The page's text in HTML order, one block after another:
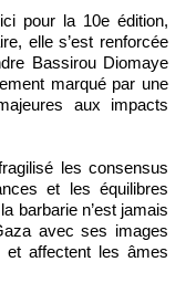
pour la 10e édition,
elle s’est renforcée
Bassirou Diomaye
marqué par une
aux impacts
les consensus
et les équilibres
barbarie n’est jamais
avec ses images
et affectent les âmes